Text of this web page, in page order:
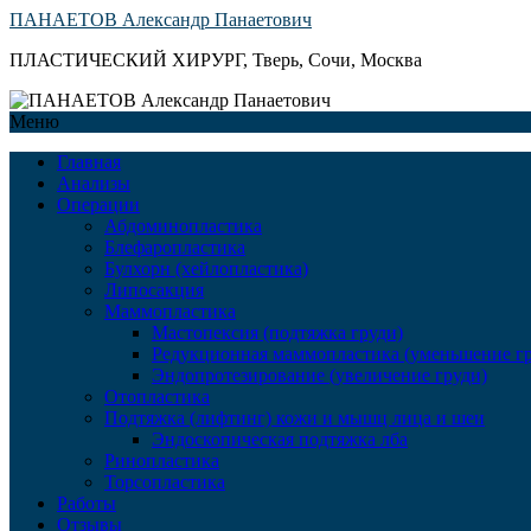
ПАНАЕТОВ Александр Панаетович
ПЛАСТИЧЕСКИЙ ХИРУРГ, Тверь, Сочи, Москва
Меню
Главная
Анализы
Операции
Абдоминопластика
Блефаропластика
Булхорн (хейлопластика)
Липосакция
Маммопластика
Мастопексия (подтяжка груди)
Редукционная маммопластика (уменьшение
Эндопротезирование (увеличение груди)
Отопластика
Подтяжка (лифтинг) кожи и мышц лица и шеи
Эндоскопическая подтяжка лба
Ринопластика
Торсопластика
Работы
Отзывы